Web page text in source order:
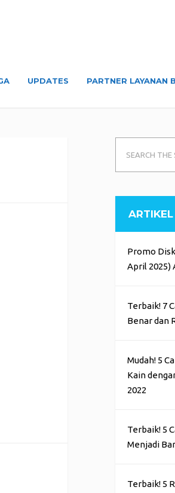
UPDATES PARTNER LAYANAN
ARTIKEL
Promo
April 2025)
Terbaik! 7
Benar dan
Mudah! 5
Kain
2022
Terbaik! 5
Menjadi
Terbaik! 5